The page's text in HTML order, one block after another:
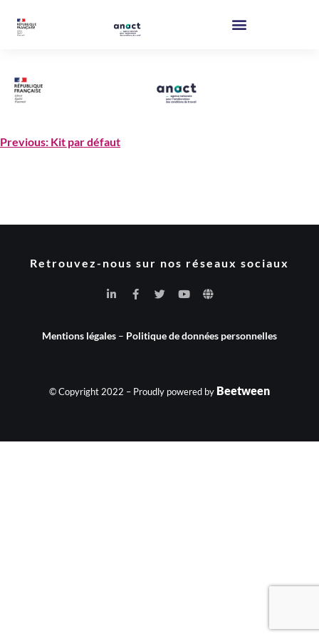
Previous: Kit par défaut
Retrouvez-nous sur nos réseaux sociaux
Mentions légales – Politique de données personnelles
© Copyright 2022 – Proudly powered by Beetween